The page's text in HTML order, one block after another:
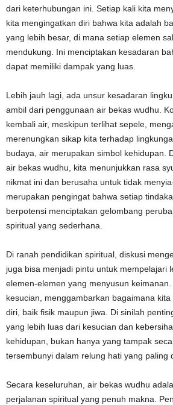
dari keterhubungan ini. Setiap kali kita
kita mengingatkan diri bahwa kita adalah
yang lebih besar, di mana setiap elemen
mendukung. Ini menciptakan kesadaran
dapat memiliki dampak yang luas.
Lebih jauh lagi, ada unsur kesadaran
ambil dari penggunaan air bekas wudhu.
kembali air, meskipun terlihat sepele,
merenungkan sikap kita terhadap
budaya, air merupakan simbol kehidupan.
air bekas wudhu, kita menunjukkan rasa
nikmat ini dan berusaha untuk tidak
merupakan pengingat bahwa setiap
berpotensi menciptakan gelombang
spiritual yang sederhana.
Di ranah pendidikan spiritual, diskusi
juga bisa menjadi pintu untuk mempelajari
elemen-elemen yang menyusun
kesucian, menggambarkan bagaimana
diri, baik fisik maupun jiwa. Di sinilah
yang lebih luas dari kesucian dan
kehidupan, bukan hanya yang tampak
tersembunyi dalam relung hati yang paling
Secara keseluruhan, air bekas wudhu
perjalanan spiritual yang penuh makna.